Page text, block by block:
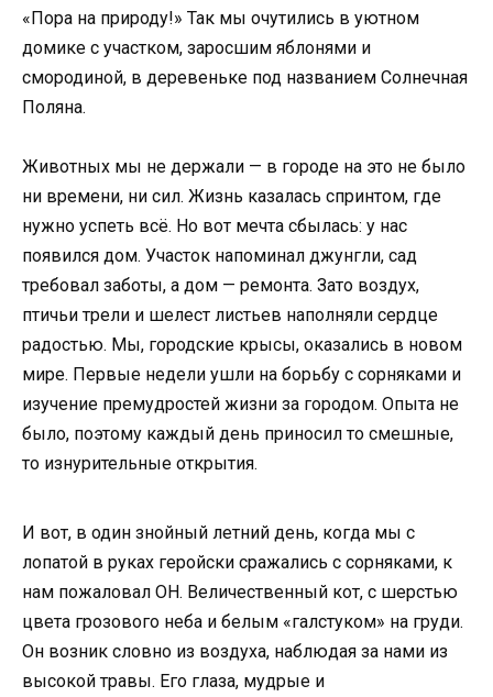
«Пора на природу!» Так мы очутились в уютном
домике с участком, заросшим яблонями и
смородиной, в деревеньке под названием Солнечная
Поляна.
Животных мы не держали — в городе на это не было
ни времени, ни сил. Жизнь казалась спринтом, где
нужно успеть всё. Но вот мечта сбылась: у нас
появился дом. Участок напоминал джунгли, сад
требовал заботы, а дом — ремонта. Зато воздух,
птичьи трели и шелест листьев наполняли сердце
радостью. Мы, городские крысы, оказались в новом
мире. Первые недели ушли на борьбу с сорняками и
изучение премудростей жизни за городом. Опыта не
было, поэтому каждый день приносил то смешные,
то изнурительные открытия.
И вот, в один знойный летний день, когда мы с
лопатой в руках геройски сражались с сорняками, к
нам пожаловал ОН. Величественный кот, с шерстью
цвета грозового неба и белым «галстуком» на груди.
Он возник словно из воздуха, наблюдая за нами из
высокой травы. Его глаза, мудрые и